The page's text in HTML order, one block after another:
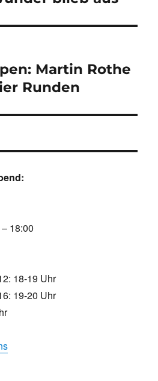
Martin Rothe
Runden
18:00
18-19 Uhr
19-20 Uhr